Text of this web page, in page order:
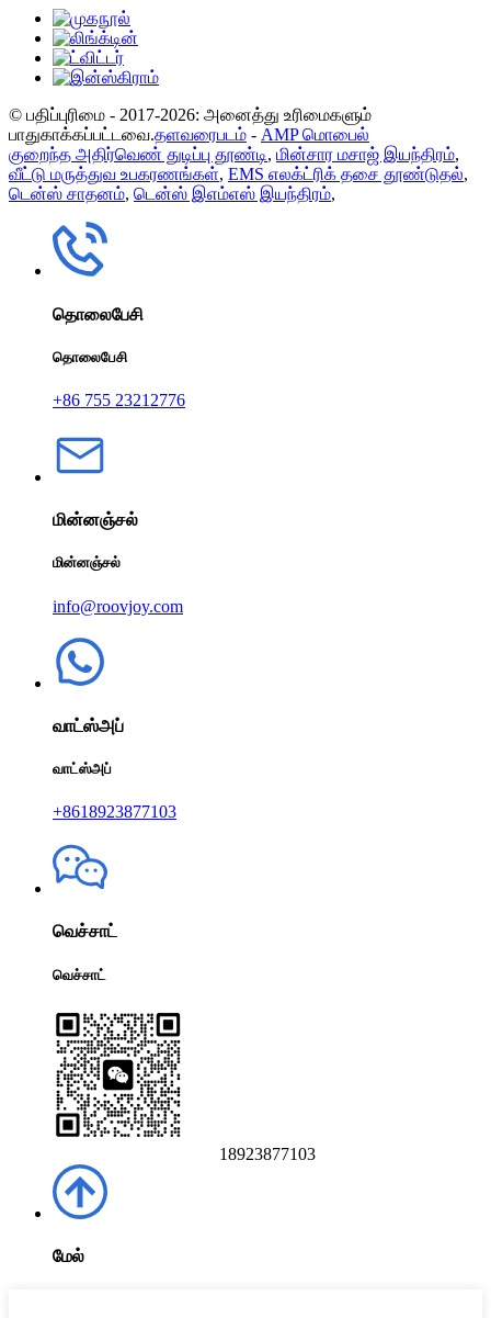
© பதிப்புரிமை - 2017-2026: அனைத்து உரிமைகளும்
பாதுகாக்கப்பட்டவை.தளவரைபடம் - AMP மொபைல்
குறைந்த அதிர்வெண் துடிப்பு தூண்டி, மின்சார மசாஜ் இயந்திரம்,
வீட்டு மருத்துவ உபகரணங்கள், EMS எலக்ட்ரிக் தசை தூண்டுதல்,
டென்ஸ் சாதனம், டென்ஸ் இஎம்எஸ் இயந்திரம்,
தொலைபேசி
தொலைபேசி
+86 755 23212776
மின்னஞ்சல்
மின்னஞ்சல்
info@roovjoy.com
வாட்ஸ்அப்
வாட்ஸ்அப்
+8618923877103
வெச்சாட்
வெச்சாட்
18923877103
மேல்